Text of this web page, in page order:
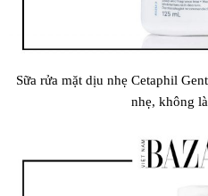
Sữa rửa mặt dịu nhẹ Cetaphil
nhẹ, không